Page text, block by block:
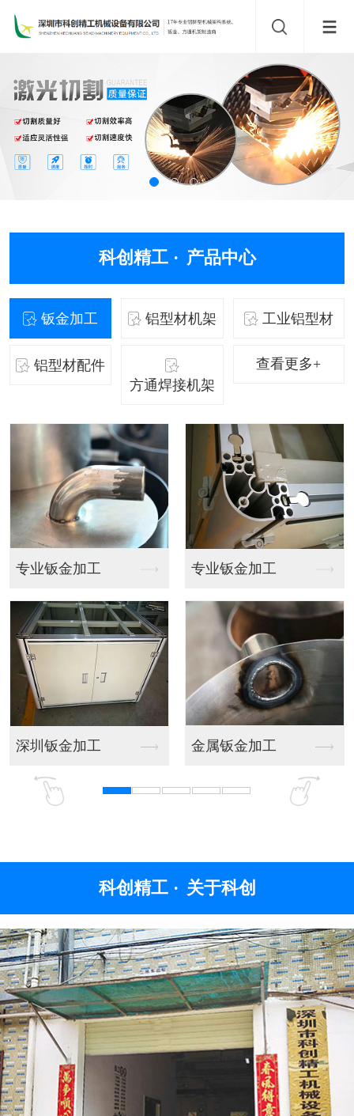
科创精工 · 产品中心
钣金加工 铝型材机架 工业铝型材
铝型材配件
方通焊接机架
查看更多+
专业钣金加工 专业钣金加工
深圳钣金加工 金属钣金加工
科创精工 · 关于科创